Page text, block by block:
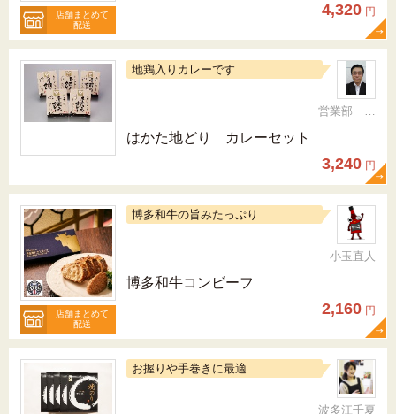
店舗まとめて
配送
4,320 円
地鶏入りカレーです
営業部 次長 梶原 健二郎
はかた地どり カレーセット
3,240 円
店舗まとめて
配送
博多和牛の旨みたっぷり
小玉直人
博多和牛コンビーフ
2,160 円
お握りや手巻きに最適
波多江千夏